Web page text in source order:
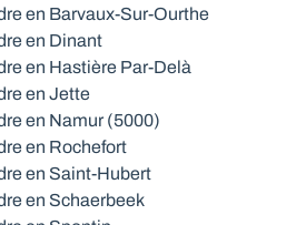
en Barvaux-Sur-Ourthe
en Dinant
en Hastière Par-Delà
en Jette
en Namur (5000)
en Rochefort
en Saint-Hubert
en Schaerbeek